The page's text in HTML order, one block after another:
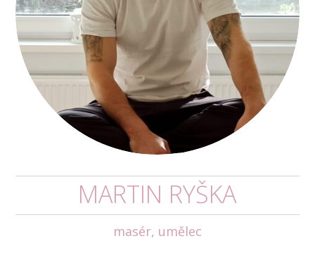
MARTIN RYŠKA
masér, umělec